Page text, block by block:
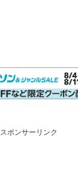
スポンサーリンク